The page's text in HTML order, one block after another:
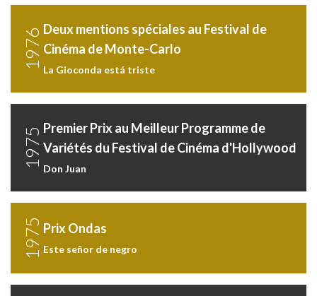
1976 Deux mentions spéciales au Festival de
Cinéma de Monte-Carlo
La Gioconda está triste
1975 Premier Prix au Meilleur Programme de
Variétés du Festival de Cinéma d'Hollywood
Don Juan
1975 Prix Ondas
Este señor de negro